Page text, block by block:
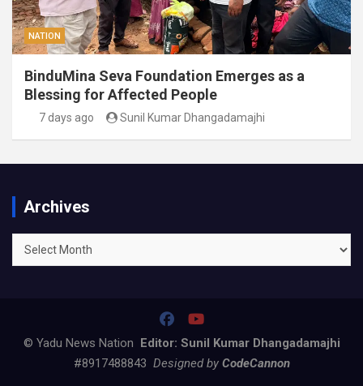
NATION
BinduMina Seva Foundation Emerges as a
Blessing for Affected People
7 days ago Sunil Kumar Dhangadamajhi
Archives
Archives
© Yadu News Nation Editor: Sunil Kumar Dhangadamajhi
#8917488843 Designed by CodeCannon